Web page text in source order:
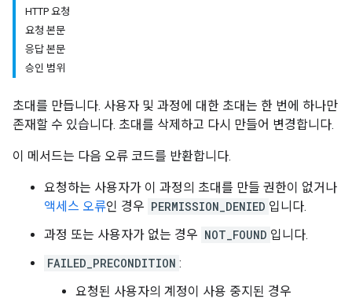
HTTP 요청
요청 본문
응답 본문
승인 범위
초대를 만듭니다. 사용자 및 과정에 대한 초대는 한 번에 하나만
존재할 수 있습니다. 초대를 삭제하고 다시 만들어 변경합니다.
이 메서드는 다음 오류 코드를 반환합니다.
요청하는 사용자가 이 과정의 초대를 만들 권한이 없거나
액세스 오류인 경우 PERMISSION_DENIED 입니다.
과정 또는 사용자가 없는 경우 NOT_FOUND 입니다.
FAILED_PRECONDITION :
요청된 사용자의 계정이 사용 중지된 경우